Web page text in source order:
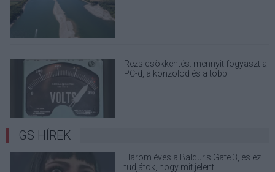
Rezsicsökkentés: mennyit fogyaszt a
PC-d, a konzolod és a többi
GS HÍREK
Három éves a Baldur's Gate 3, és ez
tudjátok, hogy mit jelent